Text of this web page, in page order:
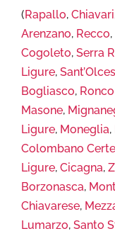
(Rapallo, Chiavari
Arenzano, Recco,
Cogoleto, Serra
Ligure,
Bogliasco,
Masone,
Ligure, Moneglia,
Colombano
Ligure, Cicagna,
Borzonasca,
Chiavarese,
Lumarzo, Santo